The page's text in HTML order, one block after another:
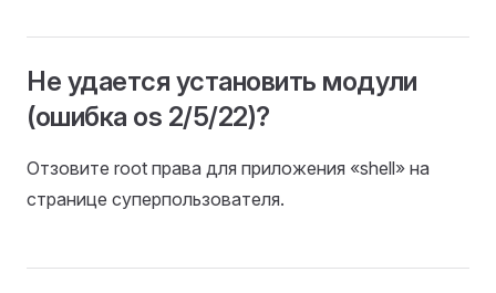
Не удается установить модули
(ошибка os 2/5/22)?
Отзовите root права для приложения «shell» на
странице суперпользователя.